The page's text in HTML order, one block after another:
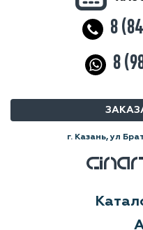
8
8
г. Казань, ул